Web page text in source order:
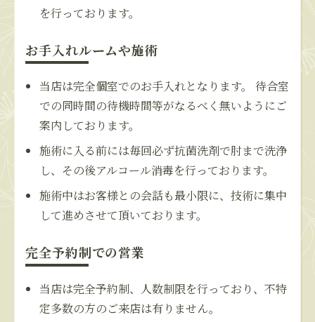
を行っております。
お手入れルームや施術
当店は完全個室でのお手入れとなります。 待合室
での同時間の待機時間等がなるべく無いようにご
案内しております。
施術に入る前には毎回必ず抗菌洗剤で肘まで洗浄
し、その後アルコール消毒を行っております。
施術中はお客様との会話も最小限に、技術に集中
して進めさせて頂いております。
完全予約制での営業
当店は完全予約制、人数制限を行っており、不特
定多数の方のご来店は有りません。